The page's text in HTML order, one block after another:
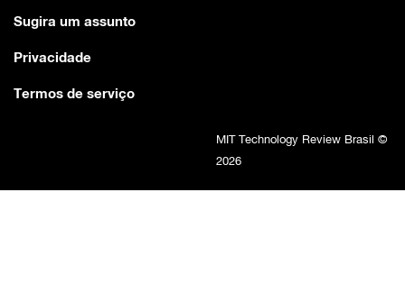
Sugira um assunto
Privacidade
Termos de serviço
MIT Technology Review Brasil ©
2026